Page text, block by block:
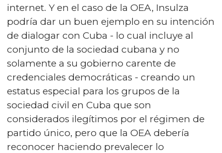
internet. Y en el caso de la OEA, Insulza
podría dar un buen ejemplo en su intención
de dialogar con Cuba - lo cual incluye al
conjunto de la sociedad cubana y no
solamente a su gobierno carente de
credenciales democráticas - creando un
estatus especial para los grupos de la
sociedad civil en Cuba que son
considerados ilegítimos por el régimen de
partido único, pero que la OEA debería
reconocer haciendo prevalecer lo